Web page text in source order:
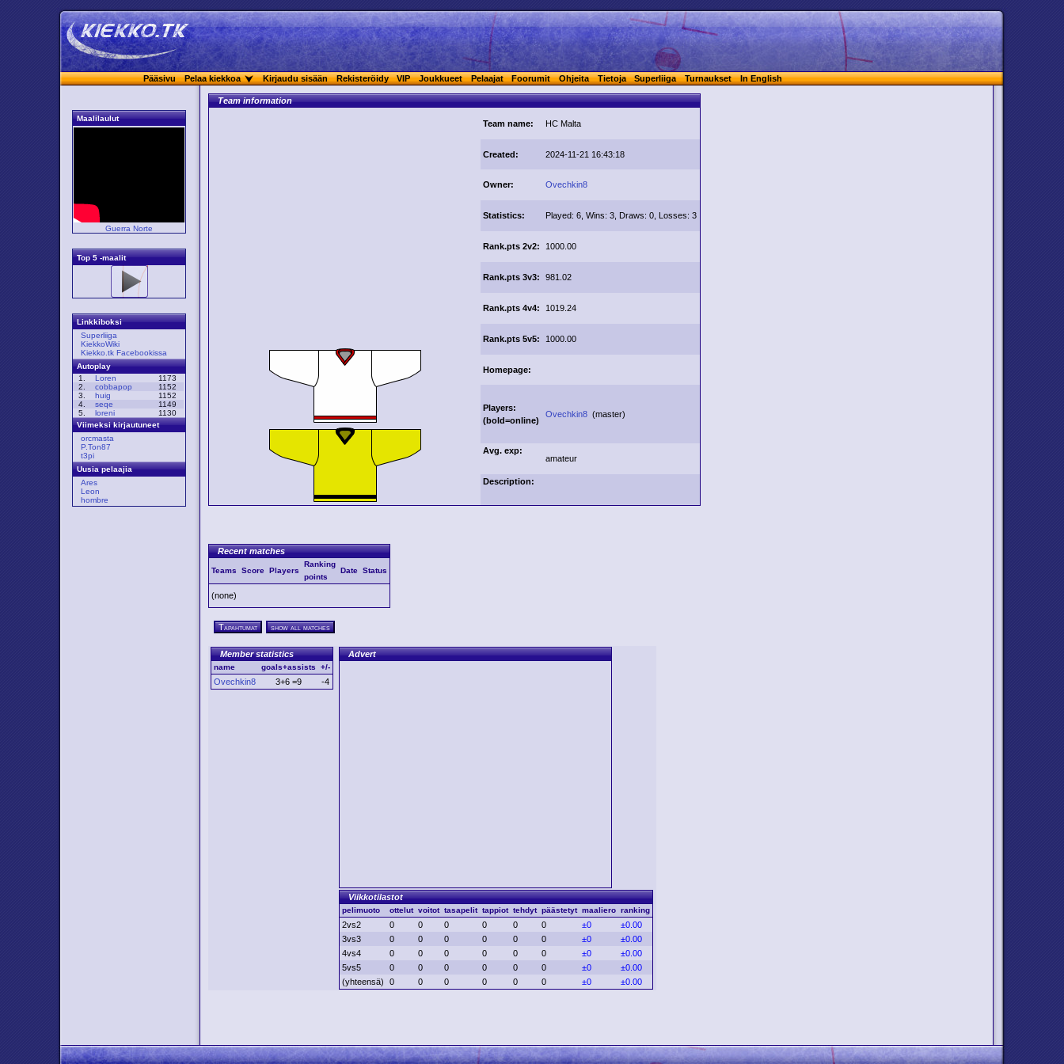
Pääsivu Pelaa kiekkoa Kirjaudu sisään Rekisteröidy VIP Joukkueet Pelaajat Foorumit Ohjeita Tietoja Superliiga Turnaukset In English
Maalilaulut
Guerra Norte
Top 5 -maalit
Linkkiboksi
Superliiga
KiekkoWiki
Kiekko.tk Facebookissa
Autoplay
1.
Loren
1173
2.
cobbapop
1152
3.
huig
1152
4.
seqe
1149
5.
loreni
1130
Viimeksi kirjautuneet
orcmasta
P.Ton87
t3pi
Uusia pelaajia
Ares
Leon
hombre
Team information
Team name: HC Malta
Created: 2024-11-21 16:43:18
Owner: Ovechkin8
Statistics: Played: 6, Wins: 3, Draws: 0, Losses: 3
Rank.pts 2v2: 1000.00
Rank.pts 3v3: 981.02
Rank.pts 4v4: 1019.24
Rank.pts 5v5: 1000.00
Homepage:
Players:
(bold=online)
Ovechkin8 (master)
Avg. exp:
amateur
Description:
Recent matches
Teams Score Players
Ranking
points
Date Status
(none)
Tapahtumat show all matches
Member statistics
name goals+assists +/-
Ovechkin8 3+6 =9 -4
Advert
Viikkotilastot
pelimuoto ottelut voitot tasapelit tappiot tehdyt päästetyt maaliero ranking
2vs2 0 0 0 0 0 0 ±0
±0.00
3vs3
0 0 0 0 0 0 ±0
±0.00
4vs4
0 0 0 0 0 0 ±0
±0.00
5vs5
0 0 0 0 0 0 ±0
±0.00
(yhteensä)
0 0 0 0 0 0 ±0 ±0.00